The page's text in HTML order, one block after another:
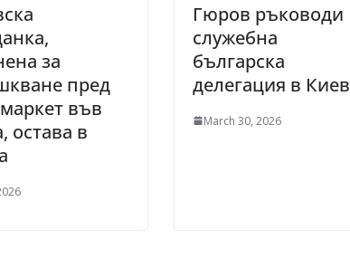
за
пред
във
остава в
Гюров ръководи
служебна
българска
делегация в Киев
March 30, 2026